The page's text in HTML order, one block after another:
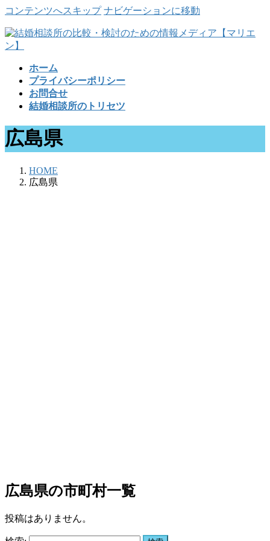
コンテンツへスキップ ナビゲーションに移動
ホーム
プライバシーポリシー
お問合せ
結婚相談所のトリセツ
広島県
HOME
広島県
広島県の市町村一覧
投稿はありません。